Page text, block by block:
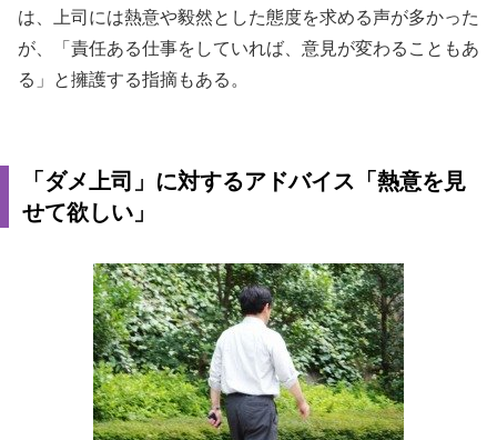
は、上司には熱意や毅然とした態度を求める声が多かった
が、「責任ある仕事をしていれば、意見が変わることもあ
る」と擁護する指摘もある。
「ダメ上司」に対するアドバイス「熱意を見
せて欲しい」